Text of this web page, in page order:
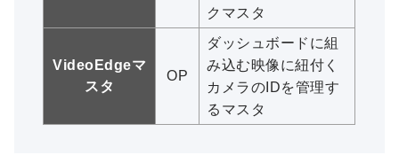
クマスタ
VideoEdgeマ
スタ
OP
ダッシュボードに組
み込む映像に紐付く
カメラのIDを管理す
るマスタ